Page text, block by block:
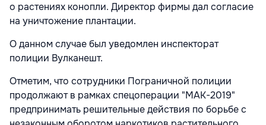
о растениях конопли. Директор фирмы дал согласие
на уничтожение плантации.
О данном случае был уведомлен инспекторат
полиции Вулканешт.
Отметим, что сотрудники Пограничной полиции
продолжают в рамках спецоперации "MAК-2019"
предпринимать решительные действия по борьбе с